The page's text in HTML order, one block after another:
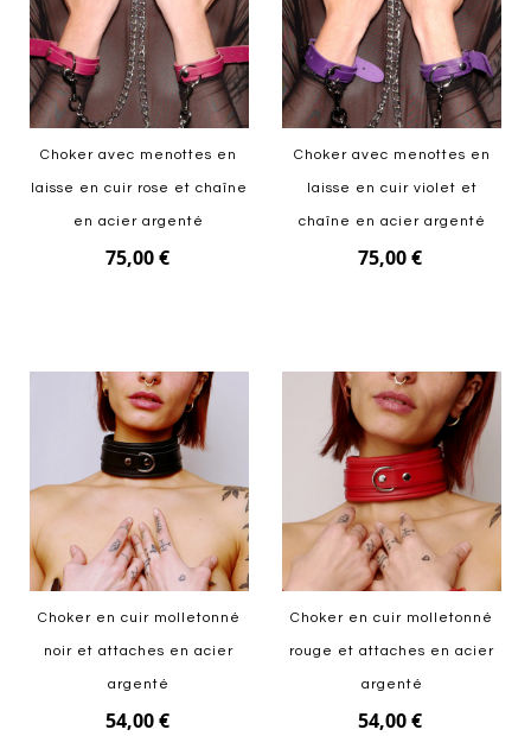
Choker avec menottes en
laisse en cuir rose et chaîne
en acier argenté
75,00 €
Choker avec menottes en
laisse en cuir violet et
chaîne en acier argenté
75,00 €
Choker en cuir molletonné
noir et attaches en acier
argenté
54,00 €
Choker en cuir molletonné
rouge et attaches en acier
argenté
54,00 €